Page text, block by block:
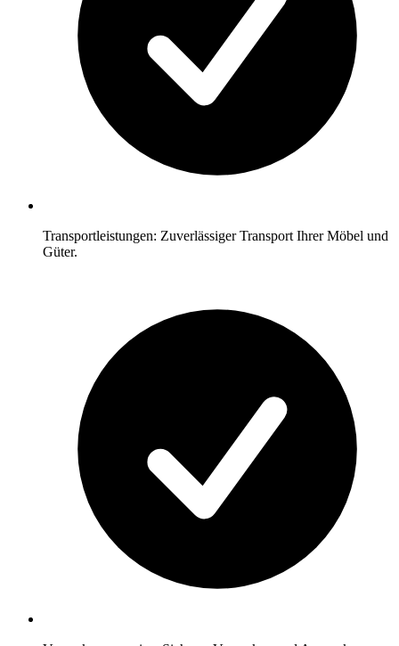
Transportleistungen: Zuverlässiger Transport Ihrer Möbel und
Güter.